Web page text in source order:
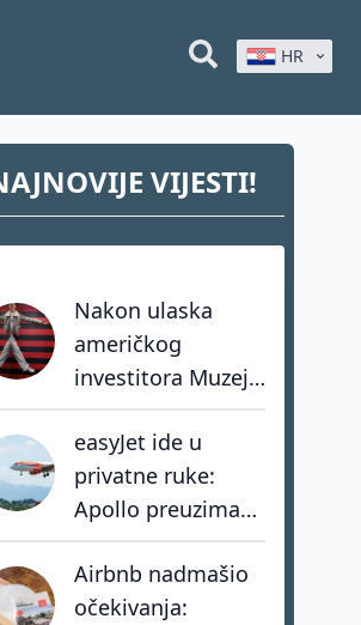
HR
VIJESTI!
Nakon ulaska
američkog
investitora Muzej
Iluzija ubrzava
razvoj vlastite
mreže muzeja
easyJet ide u
privatne ruke:
Apollo preuzima
jednog od
najvećih europskih
low-cost
Airbnb nadmašio
očekivanja: